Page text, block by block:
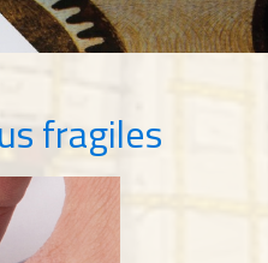
fragiles